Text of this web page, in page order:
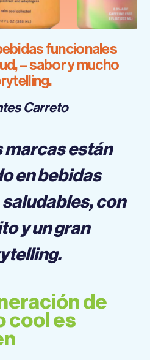
funcionales
– sabor y mucho
Carreto
marcas están
en bebidas
con
y un gran
de
cool es